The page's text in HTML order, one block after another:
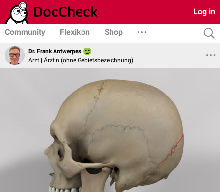
Log in
Community Flexikon Shop
Dr. Frank Antwerpes
Arzt | Ärztin (ohne Gebietsbezeichnung)